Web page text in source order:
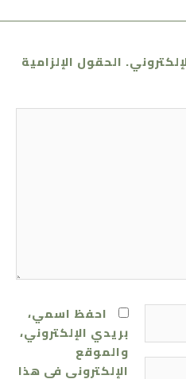
الحقول الإلزامية
احفظ اسمي،
بريدي الإلكتروني،
والموقع
الإلكتروني في هذا